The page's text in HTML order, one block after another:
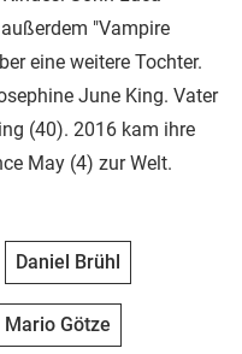
"Vampire
eine weitere Tochter.
June King. Vater
(40). 2016 kam ihre
May (4) zur Welt.
Daniel Brühl
Mario Götze